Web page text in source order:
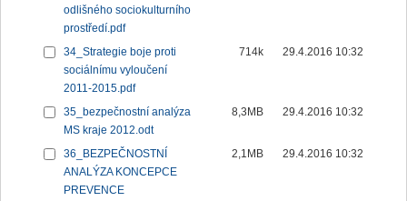
odlišného sociokulturního
prostředí.pdf
34_Strategie boje proti
sociálnímu vyloučení
2011-2015.pdf
714k 29.4.2016 10:32
35_bezpečnostní analýza
MS kraje 2012.odt
8,3MB 29.4.2016 10:32
36_BEZPEČNOSTNÍ
ANALÝZA KONCEPCE
PREVENCE
2,1MB 29.4.2016 10:32